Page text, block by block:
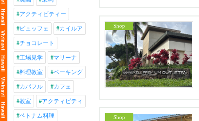
#アクティビティー
#ビュッフェ #カイルア
#チョコレート
#工場見学 #マリーナ
#料理教室 #ベーキング
#カパフル #カフェ
#教室 #アクティビティ
#ベトナム料理
Shop
Shop